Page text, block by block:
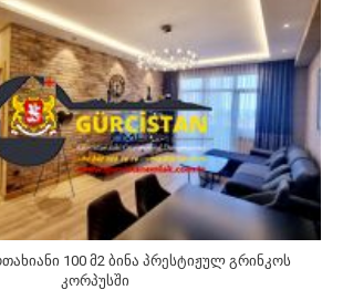
100 მ2 ბინა პრესტიჟულ გრინკოს
კორპუსში